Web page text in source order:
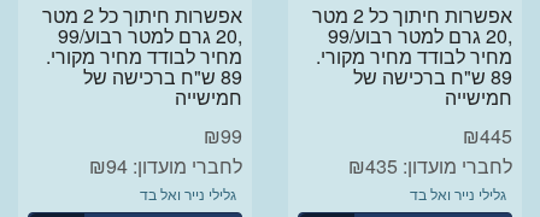
אפשרות חיתוך כל 2 מטר
,20 גרם למטר רבוע/99
מחיר לבודד מחיר מקורי.
89 ש"ח ברכישה של
חמישייה
₪445
לחברי מועדון: ₪435
גלילי נייר ואל בד
אפשרות חיתוך כל 2 מטר
,20 גרם למטר רבוע/99
מחיר לבודד מחיר מקורי.
89 ש"ח ברכישה של
חמישייה
₪99
לחברי מועדון: ₪94
גלילי נייר ואל בד